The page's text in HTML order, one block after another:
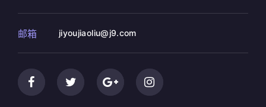
邮箱 jiyoujiaoliu@j9.com